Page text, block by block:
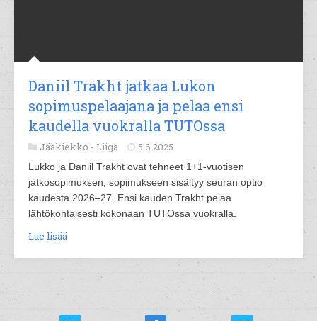
Daniil Trakht jatkaa Lukon
sopimuspelaajana ja pelaa ensi
kaudella vuokralla TUTOssa
Jääkiekko - Liiga 5.6.2025
Lukko ja Daniil Trakht ovat tehneet 1+1-vuotisen
jatkosopimuksen, sopimukseen sisältyy seuran optio
kaudesta 2026–27. Ensi kauden Trakht pelaa
lähtökohtaisesti kokonaan TUTOssa vuokralla.
Lue lisää